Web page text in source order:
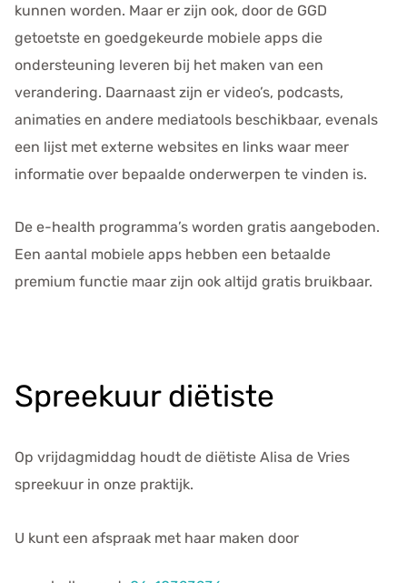
kunnen worden. Maar er zijn ook, door de GGD
getoetste en goedgekeurde mobiele apps die
ondersteuning leveren bij het maken van een
verandering. Daarnaast zijn er video’s, podcasts,
animaties en andere mediatools beschikbaar, evenals
een lijst met externe websites en links waar meer
informatie over bepaalde onderwerpen te vinden is.
De e-health programma’s worden gratis aangeboden.
Een aantal mobiele apps hebben een betaalde
premium functie maar zijn ook altijd gratis bruikbaar.
Spreekuur diëtiste
Op vrijdagmiddag houdt de diëtiste Alisa de Vries
spreekuur in onze praktijk.
U kunt een afspraak met haar maken door